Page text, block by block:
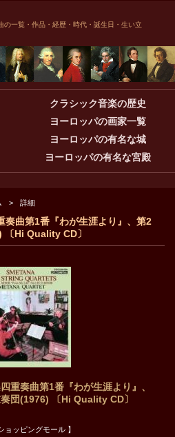
の一覧・作品・経歴・時代・誕生日・生い立
クラシック音楽の歴史
ヨーロッパの画家一覧
ヨーロッパの有名な城
ヨーロッパの有名な宮殿
詳細
曲第1番『わが生涯より』、第2
Hi Quality CD〕
重奏曲第1番『わが生涯より』、
団(1976) 〔Hi Quality CD〕
ョッピングモール 】